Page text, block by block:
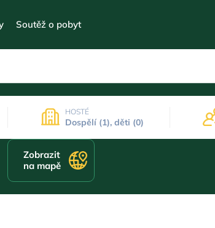
Soutěž o pobyt
HOSTÉ
Dospělí (1), děti (0)
Zobrazit
na mapě